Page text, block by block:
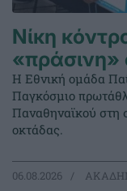
Νίκη
«πράσινη»
Η Εθνική ομάδα
Παγκόσμιο
Παναθηναϊκού στη
οκτάδας.
06.08.2026